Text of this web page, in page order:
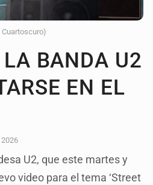
Cuartoscuro)
BANDA U2
EN EL
U2, que este martes y
video para el tema ‘Street